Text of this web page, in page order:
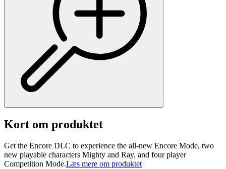
Kort om produktet
Get the Encore DLC to experience the all-new Encore Mode, two
new playable characters Mighty and Ray, and four player
Competition Mode.Læs mere om produktet